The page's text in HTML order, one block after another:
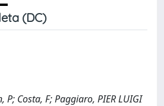
(DC)
P; Costa, F; Paggiaro, PIER LUIGI